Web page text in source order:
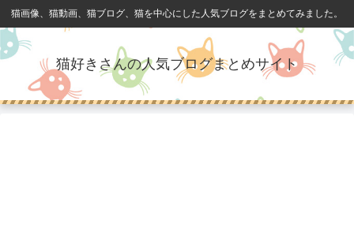
猫画像、猫動画、猫ブログ、猫を中心にした人気ブログをまとめてみました。
猫好きさんの人気ブログまとめサイト